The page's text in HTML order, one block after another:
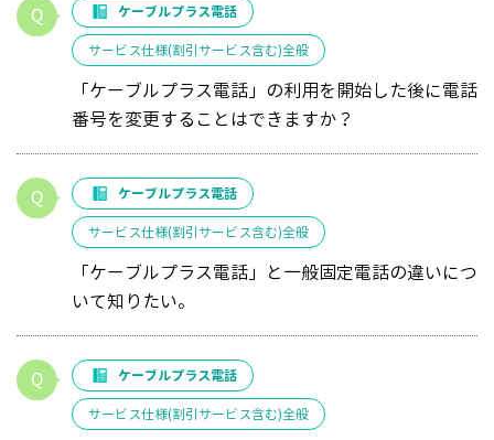
ケーブルプラス電話
サービス仕様(割引サービス含む)全般
「ケーブルプラス電話」の利用を開始した後に電話
番号を変更することはできますか？
ケーブルプラス電話
サービス仕様(割引サービス含む)全般
「ケーブルプラス電話」と一般固定電話の違いにつ
いて知りたい。
ケーブルプラス電話
サービス仕様(割引サービス含む)全般